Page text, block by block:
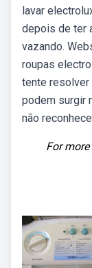
lavar
depois de ter
vazando.
roupas
tente resolver
podem surgir
não
For